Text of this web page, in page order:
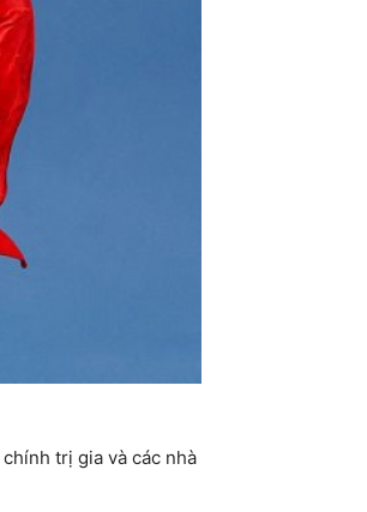
trị gia và các nhà